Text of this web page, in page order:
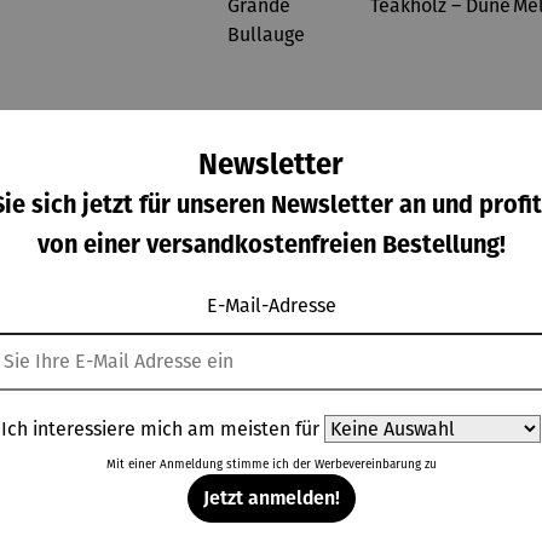
aus
Acryl
Preis:
€
Schutzhüll
e
Strandkor
b | Aero
Protect
Regulärer Preis:
Ab 69,00 €
b 2,5-
Sitzer |
Teakholz –
Düne
Grande
Verkaufspreis:
2.798,00 €
UVPRegulärer Preis:
2.885,00 €
b 1-Sitzer
Kompletts
Teakholz –
Verkaufspreis:
1.768,00 €
UVP Regulärer Preis:
Newsletter
sich jetzt für unseren Newsletter an und
von einer versandkostenfreien Bestellung!
E-Mail-Adresse
Ich interessiere mich am meisten für
Mit einer Anmeldung stimme ich der Werbevereinbarungzu
Jetzt anmelden!